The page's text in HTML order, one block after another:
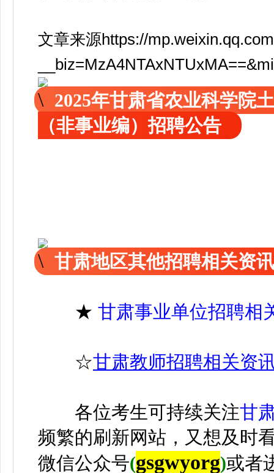
文章来源https://
2025年甘肃省农业科学院
（非事业编）招聘公告
甘肃地区其他招聘相关资
★ 甘肃事业单位招聘相
☆甘肃教师招聘相关资
各位考生可持续关注甘
频繁的刷新网站，又想及时
微信公众号(gsgwyorg)或者